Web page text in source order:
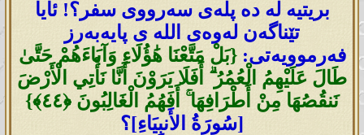
بریتیە لە دە پلەی سەرووی سفر؟! ئایا
تێناگەن لەوەی اللە ی پایەبەرز
فەرموویەتی:{بَلْ مَتَّعْنَا هَٰؤُلَاءِ وَآبَاءَهُمْ حَتَّىٰ
طَالَ عَلَيْهِمُ الْعُمُرُ ۗ أَفَلَا يَرَوْنَ أَنَّا نَأْتِي الْأَرْضَ
نَنقُصُهَا مِنْ أَطْرَافِهَا ۚ أَفَهُمُ الْغَالِبُونَ ‎﴿٤٤﴾‏}
[سُورَةُ الأَنبِيَاءِ]؟